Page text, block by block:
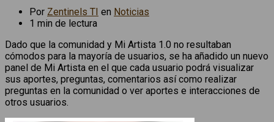
Por Zentinels TI en Noticias
1 min de lectura
Dado que la comunidad y Mi Artista 1.0 no resultaban
cómodos para la mayoría de usuarios, se ha añadido un nuevo
panel de Mi Artista en el que cada usuario podrá visualizar
sus aportes, preguntas, comentarios así como realizar
preguntas en la comunidad o ver aportes e interacciones de
otros usuarios.